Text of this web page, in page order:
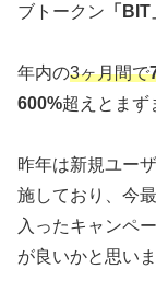
ブトークン 「BIT
年内の3ヶ月間で
600%超えとまず
昨年は新規ユー
施しており、今
入ったキャンペ
が良いかと思いま